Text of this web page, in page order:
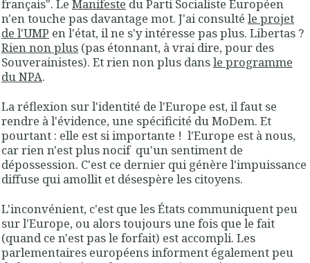
français". Le Manifeste du Parti Socialiste Européen
n'en touche pas davantage mot. J'ai consulté le projet
de l'UMP en l'état, il ne s'y intéresse pas plus. Libertas ?
Rien non plus (pas étonnant, à vrai dire, pour des
Souverainistes). Et rien non plus dansle programme
du NPA.
La réflexion sur l'identité de l'Europe est, il faut se
rendre à l'évidence, une spécificité du MoDem. Et
pourtant : elle est si importante ! l'Europe est à nous,
car rien n'est plus nocif qu'un sentiment de
dépossession. C'est ce dernier qui génère l'impuissance
diffuse qui amollit et désespère les citoyens.
L'inconvénient, c'est que les États communiquent peu
sur l'Europe, ou alors toujours une fois que le fait
(quand ce n'est pas le forfait) est accompli. Les
parlementaires européens informent également peu